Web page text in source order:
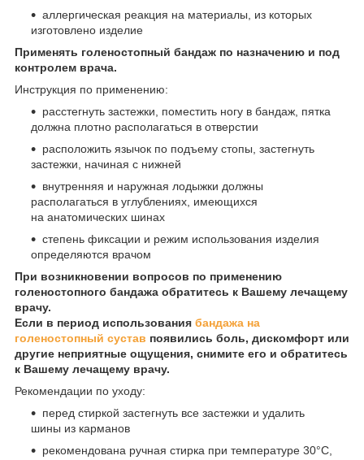
аллергическая реакция на материалы, из которых
изготовлено изделие
Применять голеностопный бандаж по назначению и под
контролем врача.
Инструкция по применению:
расстегнуть застежки, поместить ногу в бандаж, пятка
должна плотно располагаться в отверстии
расположить язычок по подъему стопы, застегнуть
застежки, начиная с нижней
внутренняя и наружная лодыжки должны
располагаться в углублениях, имеющихся
на анатомических шинах
степень фиксации и режим использования изделия
определяются врачом
При возникновении вопросов по применению
голеностопного бандажа обратитесь к Вашему лечащему
врачу.
Если в период использования бандажа на
голеностопный сустав появились боль, дискомфорт или
другие неприятные ощущения, снимите его и обратитесь
к Вашему лечащему врачу.
Рекомендации по уходу:
перед стиркой застегнуть все застежки и удалить
шины из карманов
рекомендована ручная стирка при температуре 30°C,